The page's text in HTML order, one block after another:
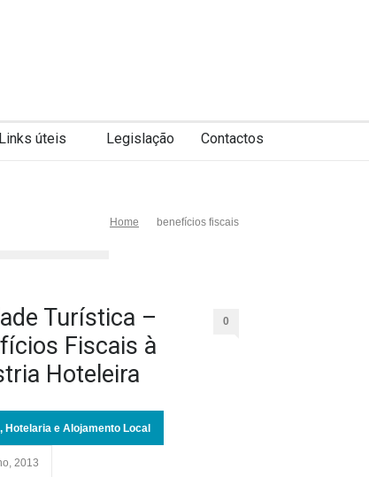
Links úteis Legislação Contactos
Home benefícios fiscais
Turística –
Fiscais à
Hoteleira
0
Hotelaria e Alojamento Local
2013